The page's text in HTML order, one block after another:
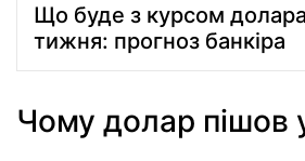
Що буде з курсом
тижня: прогноз банкіра
Чому долар пішов